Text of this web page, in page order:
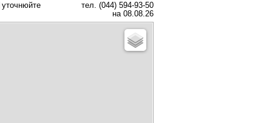
уточнюйте
тел. (044) 594-93-50
на 08.08.26